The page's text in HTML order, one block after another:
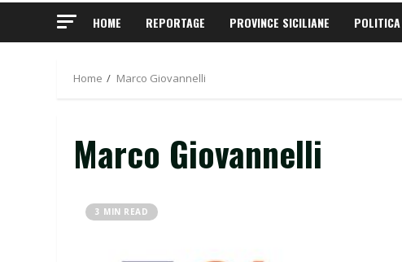
HOME REPORTAGE PROVINCE SICILIANE POLITICA
Home Marco Giovannelli
Marco Giovannelli
3 MIN READ